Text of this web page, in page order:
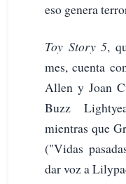
eso genera
Toy Story 5,
mes, cuenta
Allen y Joan
Buzz
mientras que
("Vidas
dar voz a